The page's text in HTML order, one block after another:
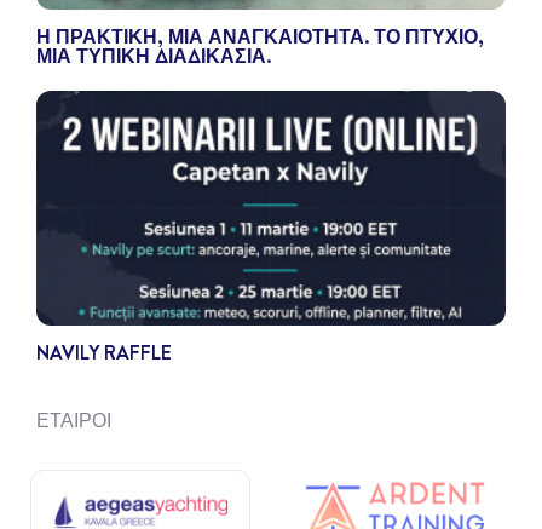
Η ΠΡΑΚΤΙΚΉ, ΜΙΑ ΑΝΑΓΚΑΙΌΤΗΤΑ. ΤΟ ΠΤΥΧΊΟ,
ΜΙΑ ΤΥΠΙΚΉ ΔΙΑΔΙΚΑΣΊΑ.
NAVILY RAFFLE
ΕΤΑΊΡΟΙ